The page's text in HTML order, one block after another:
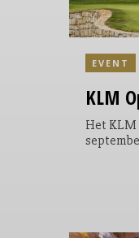
KLM
Het KLM
EVENT